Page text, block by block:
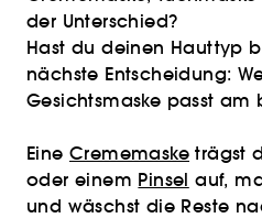
der Unterschied?
Hast du deinen Hauttyp
nächste Entscheidung:
Gesichtsmaske passt am
Eine Crememaske trägst
oder einem Pinsel auf,
und wäschst die Reste